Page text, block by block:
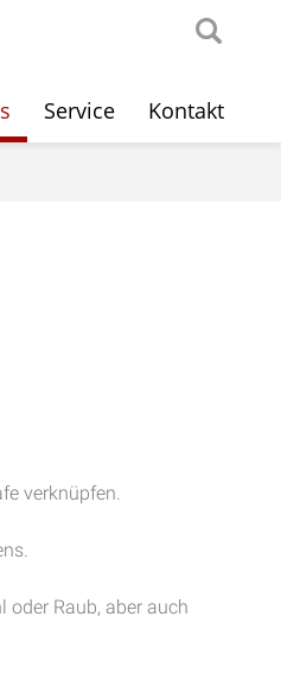
Service Kontakt
verknüpfen.
oder Raub, aber auch